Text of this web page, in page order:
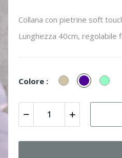
Collana con pietrine soft
Lunghezza 40cm, regolabile
Colore : Talpa Viola